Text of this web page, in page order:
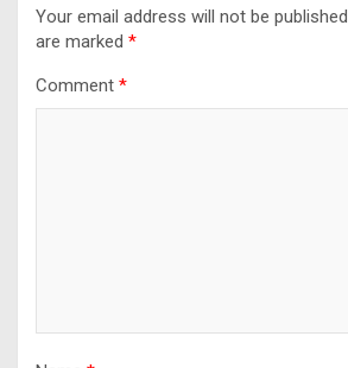
Your email address will not be published.
are marked *
Comment *